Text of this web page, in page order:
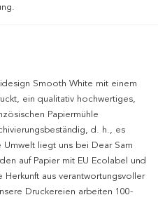
Smooth White mit einem
ein qualitativ hochwertiges,
Papiermühle
d. h., es
liegt uns bei Dear Sam
auf Papier mit EU Ecolabel und
aus verantwortungsvoller
Druckereien arbeiten 100-